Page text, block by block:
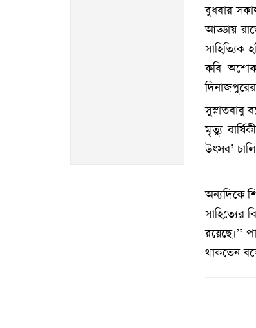
বুধবার
আড্ডায়
সাহিত্যিক
কবি অশোক
সুস্নাতবাবু
মৃত্যু
উৎসব’
অন্যদিকে
সাহিত্যের
রয়েছে।’’
থাকতেন